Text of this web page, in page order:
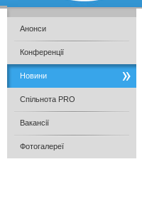
Анонси
Конференції
Новини
Спільнота PRO
Вакансії
Фотогалереї